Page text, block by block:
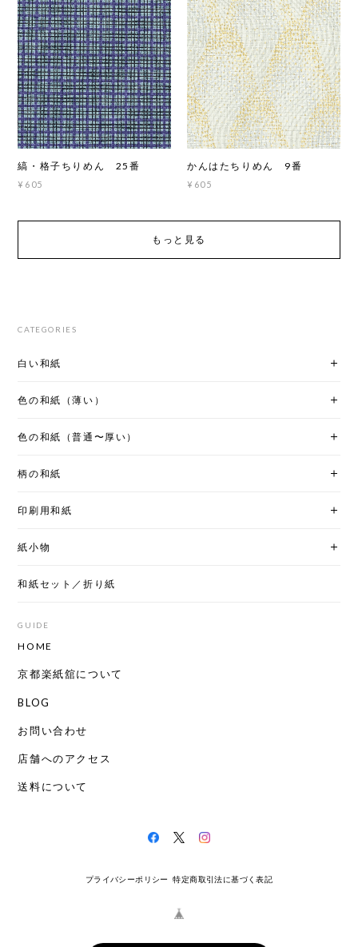
縞・格子ちりめん 25番
¥605
かんはたちりめん 9番
¥605
もっと見る
CATEGORIES
白い和紙
色の和紙（薄い）
色の和紙（普通〜厚い）
柄の和紙
印刷用和紙
紙小物
和紙セット／折り紙
GUIDE
HOME
京都楽紙舘について
BLOG
お問い合わせ
店舗へのアクセス
送料について
プライバシーポリシー 特定商取引法に基づく表記